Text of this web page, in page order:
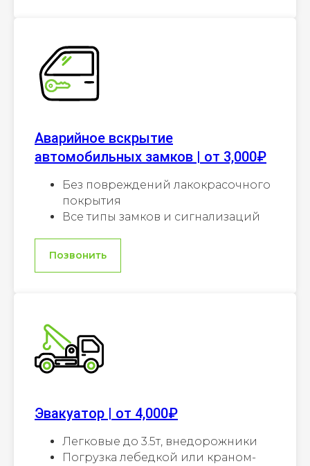
Аварийное вскрытие
автомобильных замков | от 3,000₽
Без повреждений лакокрасочного
покрытия
Все типы замков и сигнализаций
Позвонить
Эвакуатор | от 4,000₽
Легковые до 3.5т, внедорожники
Погрузка лебедкой или краном-